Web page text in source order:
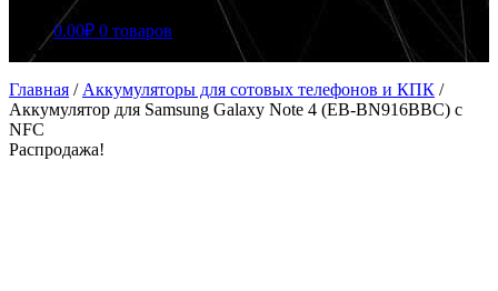
0.00₽ 0 товаров
Главная / Аккумуляторы для сотовых телефонов и КПК /
Аккумулятор для Samsung Galaxy Note 4 (EB-BN916BBC) с
NFC
Распродажа!